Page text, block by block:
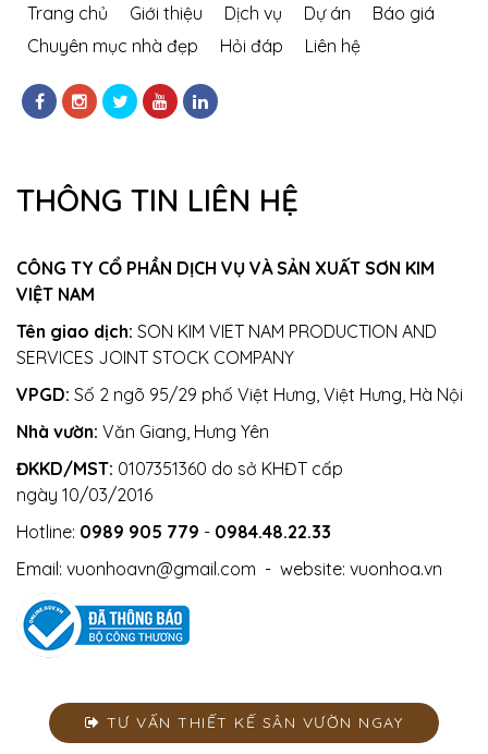
Trang chủ Giới thiệu Dịch vụ Dự án
Báo giá
Chuyên mục nhà đẹp
Hỏi đáp Liên hệ
THÔNG TIN LIÊN HỆ
CÔNG TY CỔ PHẦN DỊCH VỤ VÀ SẢN XUẤT SƠN KIM
VIỆT NAM
Tên giao dịch: SON KIM VIET NAM PRODUCTION AND
SERVICES JOINT STOCK COMPANY
VPGD: Số 2 ngõ 95/29 phố Việt Hưng, Việt Hưng, Hà Nội
Nhà vườn: Văn Giang, Hưng Yên
ĐKKD/MST: 0107351360 do sở KHĐT cấp
ngày 10/03/2016
Hotline: 0989 905 779 - 0984.48.22.33
Email: vuonhoavn@gmail.com - website: vuonhoa.vn
TƯ VẤN THIẾT KẾ SÂN VƯỜN NGAY